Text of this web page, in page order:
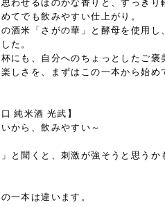
思わせるほのかな香りと、すっきり
てでも飲みやすい仕上がり。
酒米「さがの華」と酵母を使用し
た。
にも、自分へのちょっとしたご褒
楽しさを、まずはこの一本から始め
純米酒 光武】
から、飲みやすい～
」と聞くと、刺激が強そうと思うか
一本は違います。